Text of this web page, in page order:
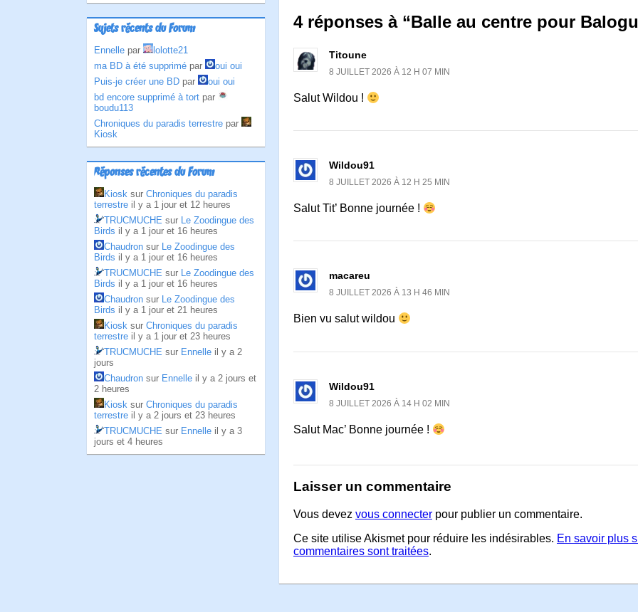
Sujets récents du Forum
Ennelle par
lolotte21
ma BD à été supprimé par
oui oui
Puis-je créer une BD par
oui oui
bd encore supprimé à tort par
boudu113
Chroniques du paradis terrestre par
Kiosk
Réponses récentes du Forum
Kiosk sur Chroniques du paradis
terrestre il y a 1 jour et 12 heures
TRUCMUCHE sur Le Zoodingue des
Birds il y a 1 jour et 16 heures
Chaudron sur Le Zoodingue des
Birds il y a 1 jour et 16 heures
TRUCMUCHE sur Le Zoodingue des
Birds il y a 1 jour et 16 heures
Chaudron sur Le Zoodingue des
Birds il y a 1 jour et 21 heures
Kiosk sur Chroniques du paradis
terrestre il y a 1 jour et 23 heures
TRUCMUCHE sur Ennelle il y a 2
jours
Chaudron sur Ennelle il y a 2 jours et
2 heures
Kiosk sur Chroniques du paradis
terrestre il y a 2 jours et 23 heures
TRUCMUCHE sur Ennelle il y a 3
jours et 4 heures
4 réponses à “Balle au centre pour
Titoune
8 JUILLET 2026 À 12 H 07 MIN
Salut Wildou !
Wildou91
8 JUILLET 2026 À 12 H 25 MIN
Salut Tit’ Bonne journée !
macareu
8 JUILLET 2026 À 13 H 46 MIN
Bien vu salut wildou
Wildou91
8 JUILLET 2026 À 14 H 02 MIN
Salut Mac’ Bonne journée !
Laisser un commentaire
Vous devez vous connecter pour publier un commentaire.
Ce site utilise Akismet pour réduire les indésirables. En savoir plus
commentaires sont traitées.